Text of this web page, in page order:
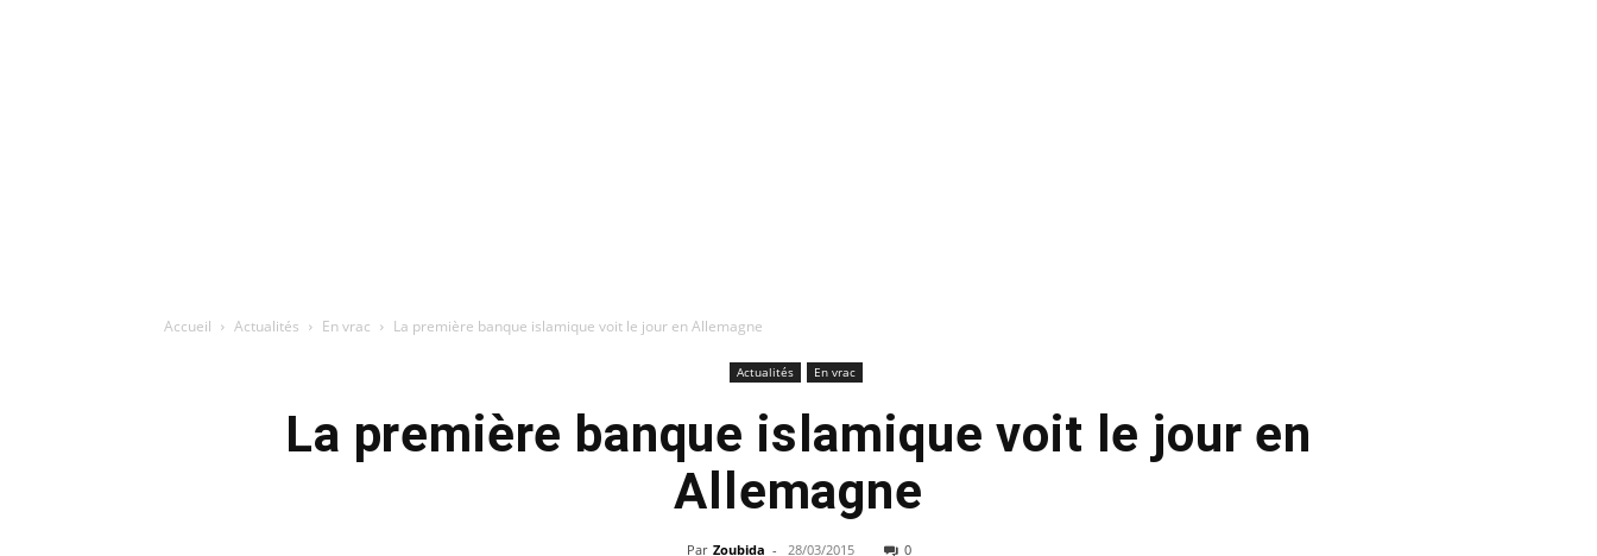
Accueil Actualités En vrac La première banque islamique voit le jour en Allemagne
Actualités En vrac
La première banque islamique voit le jour en
Allemagne
Par Zoubida - 28/03/2015 0